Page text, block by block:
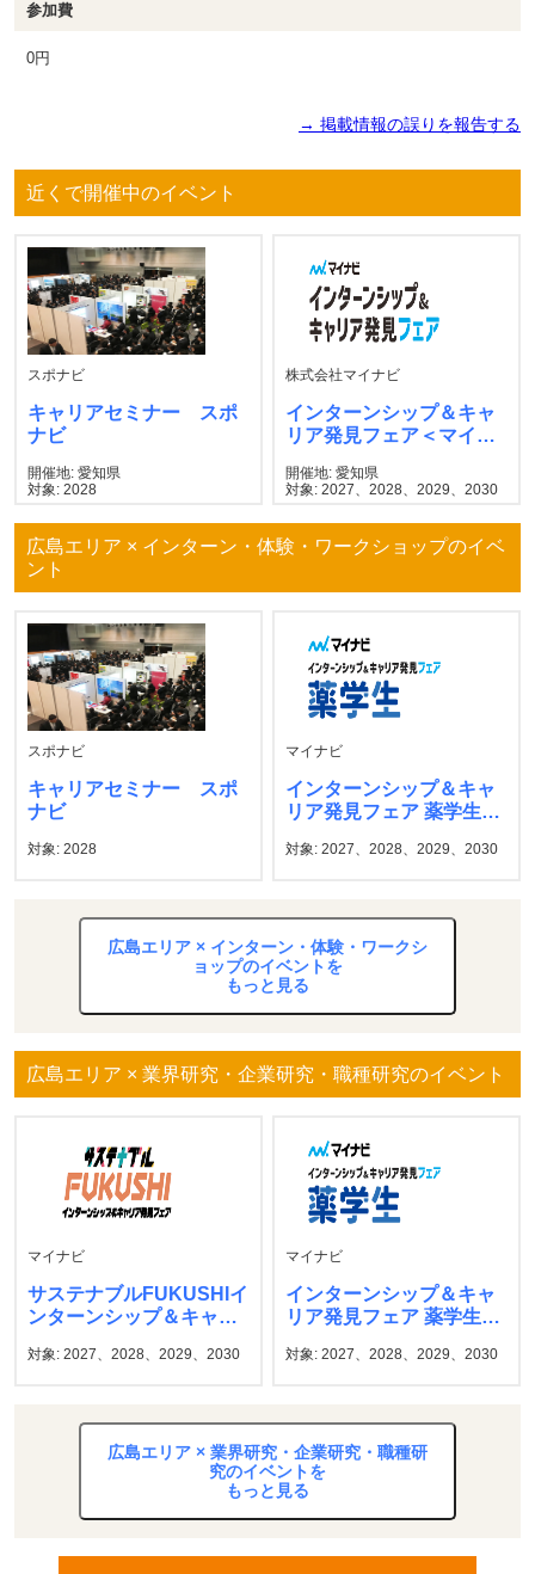
参加費
0円
→ 掲載情報の誤りを報告する
近くで開催中のイベント
スポナビ
キャリアセミナー スポ
ナビ
開催地: 愛知県
対象: 2028
株式会社マイナビ
インターンシップ＆キャ
リア発見フェア＜マイナ
開催地: 愛知県
対象: 2027、2028、2029、2030
広島エリア × インターン・体験・ワークショップのイベ
ント
スポナビ
キャリアセミナー スポ
ナビ
対象: 2028
マイナビ
インターンシップ＆キャ
リア発見フェア 薬学生
対象: 2027、2028、2029、2030
広島エリア × インターン・体験・ワークシ
ョップのイベントを
もっと見る
広島エリア × 業界研究・企業研究・職種研究のイベント
マイナビ
サステナブルFUKUSHIイ
ンターンシップ＆キャリ
対象: 2027、2028、2029、2030
マイナビ
インターンシップ＆キャ
リア発見フェア 薬学生
対象: 2027、2028、2029、2030
広島エリア × 業界研究・企業研究・職種研
究のイベントを
もっと見る